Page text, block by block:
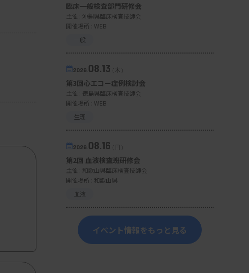
臨床一般検査部門研修会
主催 : 沖縄県臨床検査技師会
開催場所 : WEB
一般
2026. 08.13（木）
第3回心エコー症例検討会
主催 : 徳島県臨床検査技師会
開催場所 : WEB
生理
2026. 08.16（日）
第2回 血液検査班研修会
主催 : 和歌山県臨床検査技師会
開催場所 : 和歌山県
血液
イベント情報をもっと見る